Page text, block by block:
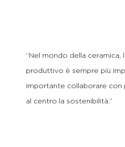
“Nel mondo della ceramica,
produttivo è sempre più
importante collaborare
al centro la sostenibilità.”